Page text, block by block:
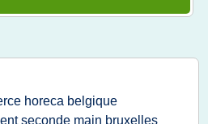
horeca belgique
seconde main bruxelles